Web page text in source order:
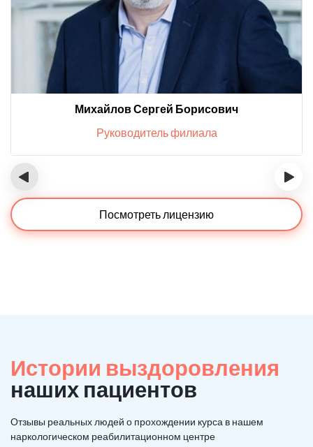
Михайлов Сергей Борисович
Руководитель филиала
‹ ›
Посмотреть лицензию
Истории выздоровления
наших пациентов
Отзывы реальных людей о прохождении курса в нашем
наркологическом реабилитационном центре